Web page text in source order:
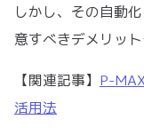
しかし、その自動
意すべきデメリット
【関連記事】 P-
活用法